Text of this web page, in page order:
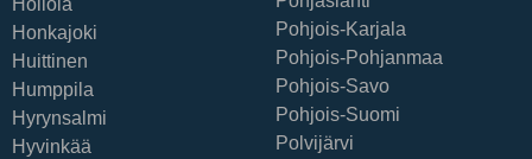
Hollola
Honkajoki
Huittinen
Humppila
Hyrynsalmi
Hyvinkää
Pohjois-Karjala
Pohjois-Pohjanmaa
Pohjois-Savo
Pohjois-Suomi
Polvijärvi